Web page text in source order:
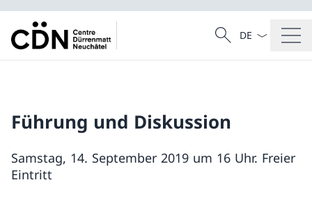
Suche
Suche
Sprach
Führung und Diskussion
Samstag, 14. September 2019 um 16 Uhr. Freier
Eintritt